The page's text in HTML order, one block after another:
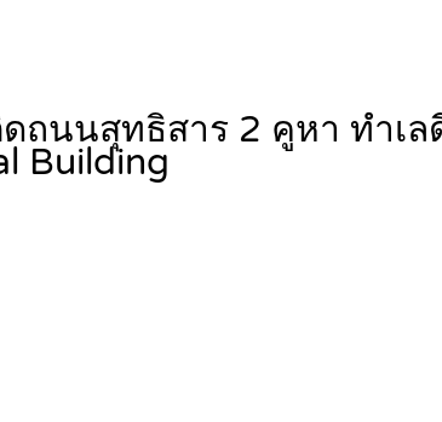
นนสุทธิสาร 2 คูหา ทำเล
Building